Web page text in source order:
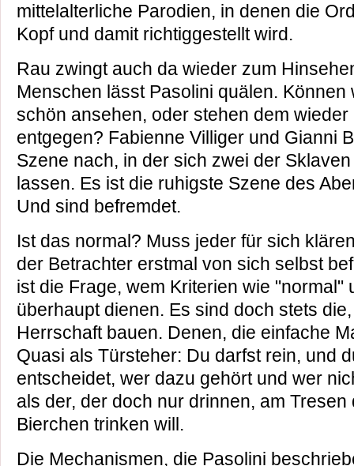
mittelalterliche Parodien, in denen die
Kopf und damit richtiggestellt wird.
Rau zwingt auch da wieder zum
Menschen lässt Pasolini quälen.
schön ansehen, oder stehen dem
entgegen? Fabienne Villiger und Gianni
Szene nach, in der sich zwei der
lassen. Es ist die ruhigste Szene des
Und sind befremdet.
Ist das normal? Muss jeder für sich
der Betrachter erstmal von sich selbst
ist die Frage, wem Kriterien wie "normal"
überhaupt dienen. Es sind doch stets
Herrschaft bauen. Denen, die einfache
Quasi als Türsteher: Du darfst rein, und
entscheidet, wer dazu gehört und wer
als der, der doch nur drinnen, am
Bierchen trinken will.
Die Mechanismen, die Pasolini